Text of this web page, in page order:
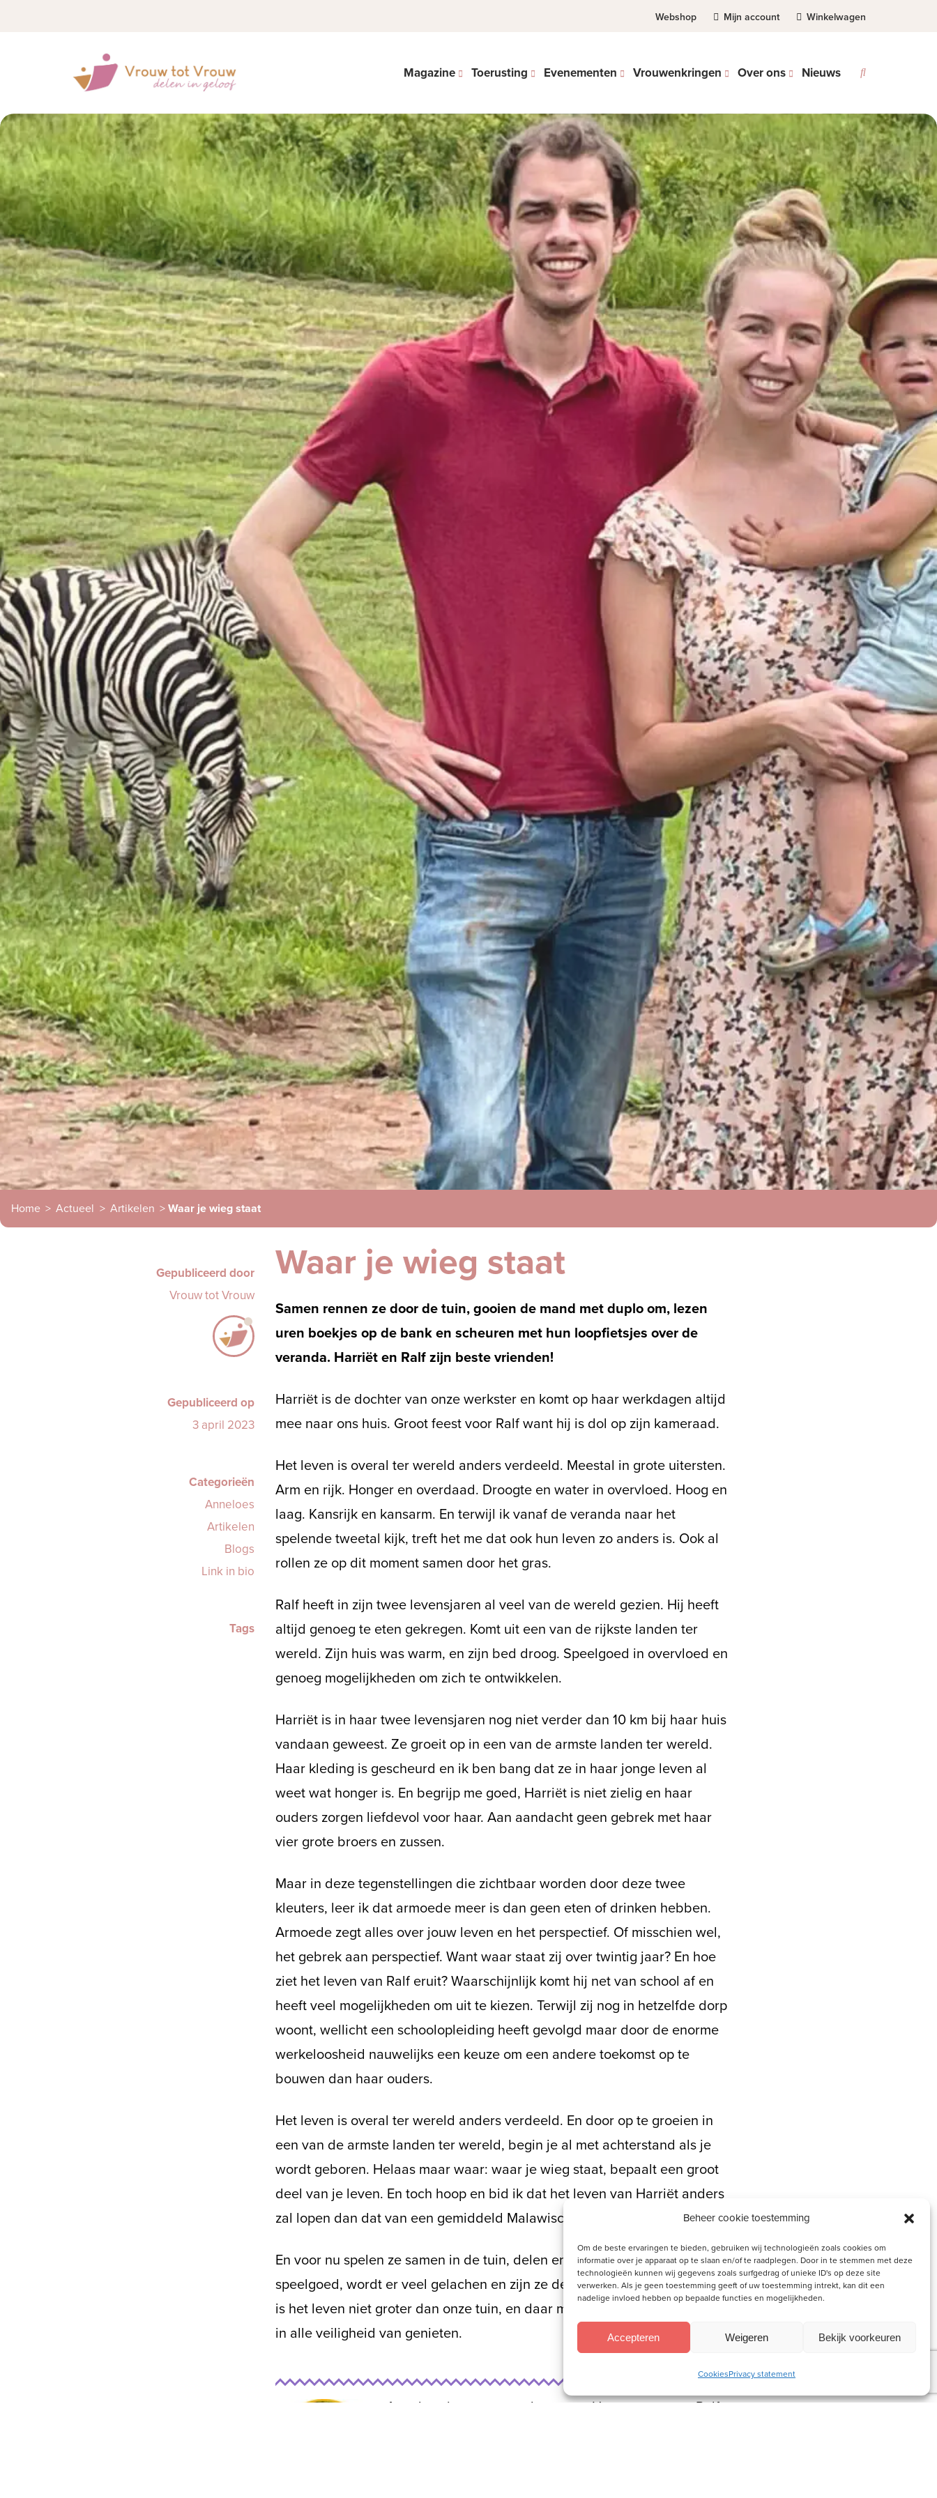
Beheer cookie toestemming
Om de beste ervaringen te bieden, gebruiken wij technologieën zoals cookies om
informatie over je apparaat op te slaan en/of te raadplegen. Door in te stemmen met deze
technologieën kunnen wij gegevens zoals surfgedrag of unieke ID's op deze site
verwerken. Als je geen toestemming geeft of uw toestemming intrekt, kan dit een
nadelige invloed hebben op bepaalde functies en mogelijkheden.
Accepteren Weigeren Bekijk voorkeuren
CookiesPrivacy statement
Webshop Mijn account Winkelwagen
Magazine Toerusting Evenementen Vrouwenkringen Over ons Nieuws
Home > Actueel > Artikelen > Waar je wieg staat
Gepubliceerd door
Vrouw tot Vrouw
Gepubliceerd op
3 april 2023
Categorieën
Anneloes
Artikelen
Blogs
Link in bio
Tags
Waar je wieg staat
Samen rennen ze door de tuin, gooien de mand met duplo om, lezen
uren boekjes op de bank en scheuren met hun loopfietsjes over de
veranda. Harriët en Ralf zijn beste vrienden!
Harriët is de dochter van onze werkster en komt op haar werkdagen altijd
mee naar ons huis. Groot feest voor Ralf want hij is dol op zijn kameraad.
Het leven is overal ter wereld anders verdeeld. Meestal in grote uitersten.
Arm en rijk. Honger en overdaad. Droogte en water in overvloed. Hoog en
laag. Kansrijk en kansarm. En terwijl ik vanaf de veranda naar het
spelende tweetal kijk, treft het me dat ook hun leven zo anders is. Ook al
rollen ze op dit moment samen door het gras.
Ralf heeft in zijn twee levensjaren al veel van de wereld gezien. Hij heeft
altijd genoeg te eten gekregen. Komt uit een van de rijkste landen ter
wereld. Zijn huis was warm, en zijn bed droog. Speelgoed in overvloed en
genoeg mogelijkheden om zich te ontwikkelen.
Harriët is in haar twee levensjaren nog niet verder dan 10 km bij haar huis
vandaan geweest. Ze groeit op in een van de armste landen ter wereld.
Haar kleding is gescheurd en ik ben bang dat ze in haar jonge leven al
weet wat honger is. En begrijp me goed, Harriët is niet zielig en haar
ouders zorgen liefdevol voor haar. Aan aandacht geen gebrek met haar
vier grote broers en zussen.
Maar in deze tegenstellingen die zichtbaar worden door deze twee
kleuters, leer ik dat armoede meer is dan geen eten of drinken hebben.
Armoede zegt alles over jouw leven en het perspectief. Of misschien wel,
het gebrek aan perspectief. Want waar staat zij over twintig jaar? En hoe
ziet het leven van Ralf eruit? Waarschijnlijk komt hij net van school af en
heeft veel mogelijkheden om uit te kiezen. Terwijl zij nog in hetzelfde dorp
woont, wellicht een schoolopleiding heeft gevolgd maar door de enorme
werkeloosheid nauwelijks een keuze om een andere toekomst op te
bouwen dan haar ouders.
Het leven is overal ter wereld anders verdeeld. En door op te groeien in
een van de armste landen ter wereld, begin je al met achterstand als je
wordt geboren. Helaas maar waar: waar je wieg staat, bepaalt een groot
deel van je leven. En toch hoop en bid ik dat het leven van Harriët anders
zal lopen dan dat van een gemiddeld Malawisch meisje.
En voor nu spelen ze samen in de tuin, delen en ruziën ze om het
speelgoed, wordt er veel gelachen en zijn ze de dikste vrienden. Voor nu
is het leven niet groter dan onze tuin, en daar mogen deze twee kleintjes
in alle veiligheid van genieten.
Anneloes is samen met haar man Herman en zoon Ralf